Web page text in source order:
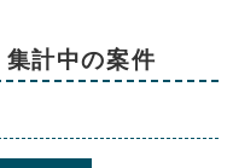
計中の案件